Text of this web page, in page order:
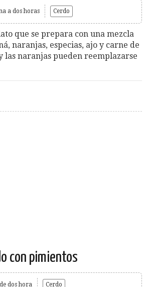
a dos horas Cerdo
que se prepara con una mezcla
naranjas, especias, ajo y carne de
las naranjas pueden reemplazarse
con pimientos
dos hora Cerdo